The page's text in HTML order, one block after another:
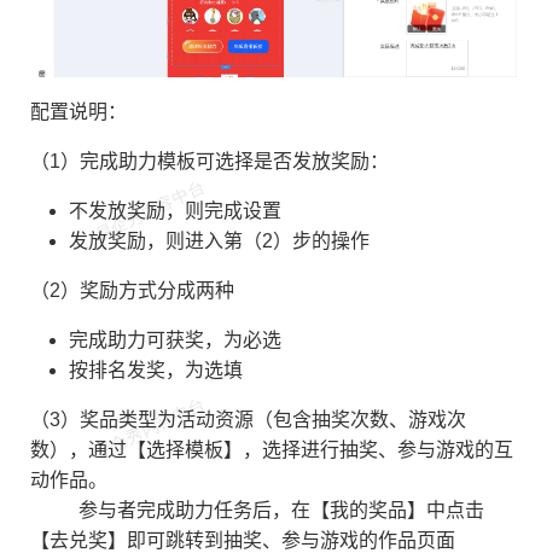
配置说明：
（1）完成助力模板可选择是否发放奖励：
不发放奖励，则完成设置
发放奖励，则进入第（2）步的操作
（2）奖励方式分成两种
完成助力可获奖，为必选
按排名发奖，为选填
（3）奖品类型为活动资源（包含抽奖次数、游戏次
数），通过【选择模板】，选择进行抽奖、参与游戏的互
动作品。
参与者完成助力任务后，在【我的奖品】中点击
【去兑奖】即可跳转到抽奖、参与游戏的作品页面